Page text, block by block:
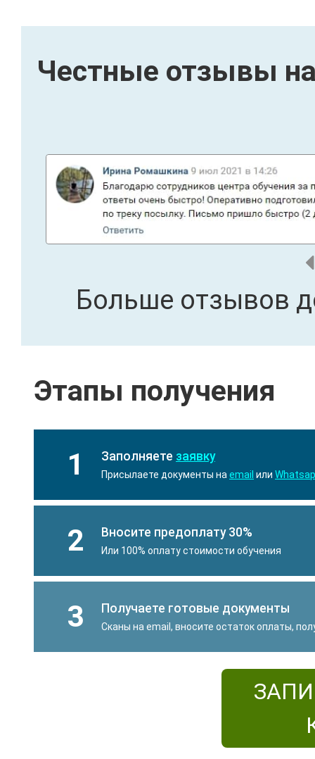
Честные отзывы
Больше отзывов
Этапы получения
1 Заполняете заявку
Присылаете документы на email или
2 Вносите предоплату 30%
Или 100% оплату стоимости обучения
3 Получаете готовые документы
Сканы на email, вносите остаток оплаты,